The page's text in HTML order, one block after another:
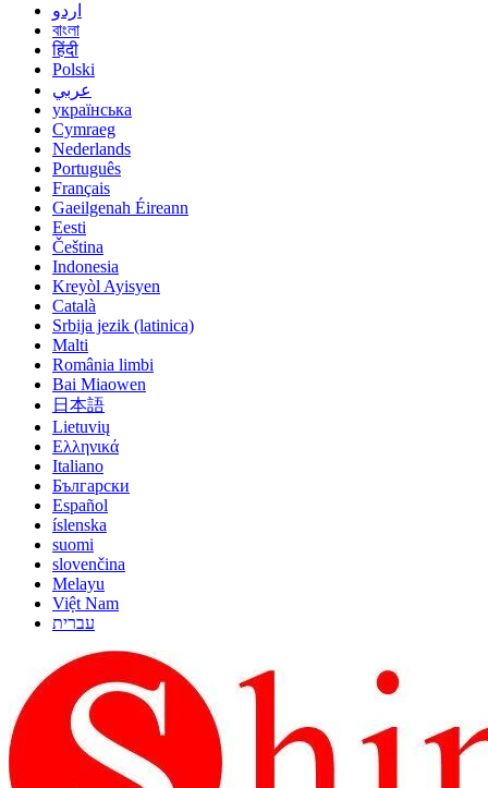
اردو
বাংলা
हिंदी
Polski
عربي
українська
Cymraeg
Nederlands
Português
Français
Gaeilgenah Éireann
Eesti
Čeština
Indonesia
Kreyòl Ayisyen
Català
Srbija jezik (latinica)
Malti
România limbi
Bai Miaowen
日本語
Lietuvių
Ελληνικά
Italiano
Български
Español
íslenska
suomi
slovenčina
Melayu
Việt Nam
עברית